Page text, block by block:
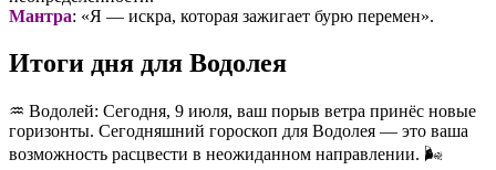
Мантра: «Я — искра, которая зажигает бурю перемен».
Итоги дня для Водолея
♒️ Водолей: Сегодня, 9 июля, ваш порыв ветра принёс новые
горизонты. Сегодняшний гороскоп для Водолея — это ваша
возможность расцвести в неожиданном направлении. 🌬️